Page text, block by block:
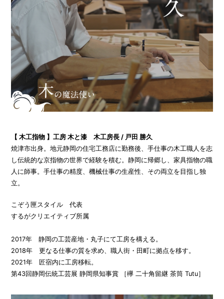
【 木工指物 】工房 木と漆 木工房長 / 戸田 勝久
焼津市出身。地元静岡の住宅工務店に勤務後、手仕事の木工職人を志
し伝統的な京指物の世界で経験を積む。静岡に帰郷し、家具指物の職
人に師事。手仕事の精度、機械仕事の生産性、その両立を目指し独
立。
こぞう匣スタイル 代表
するがクリエイティブ所属
2017年 静岡の工芸産地・丸子にて工房を構える。
2018年 更なる仕事の質を求め、職人街・田町に拠点を移す。
2021年 匠宿内に工房移転。
第43回静岡伝統工芸展 静岡県知事賞 ［欅 二十角留継 茶筒 Tutu］